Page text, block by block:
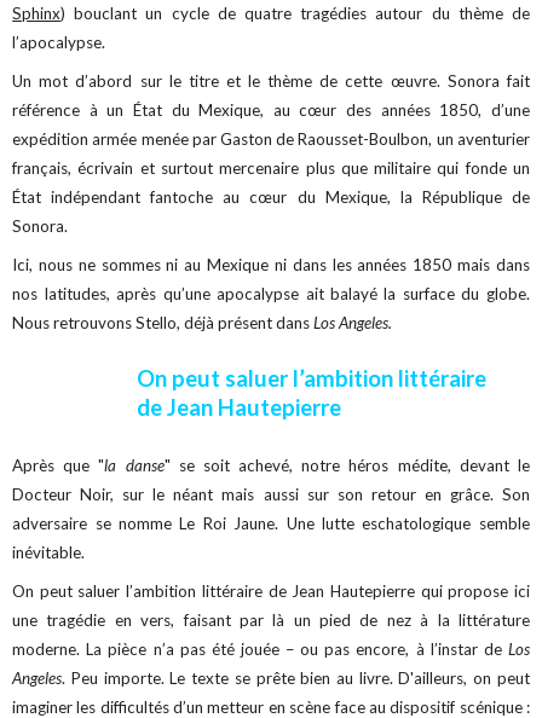
Sphinx) bouclant un cycle de quatre tragédies autour du thème de
l’apocalypse.
Un mot d’abord sur le titre et le thème de cette œuvre. Sonora fait
référence à un État du Mexique, au cœur des années 1850, d’une
expédition armée menée par Gaston de Raousset-Boulbon, un aventurier
français, écrivain et surtout mercenaire plus que militaire qui fonde un
État indépendant fantoche au cœur du Mexique, la République de
Sonora.
Ici, nous ne sommes ni au Mexique ni dans les années 1850 mais dans
nos latitudes, après qu’une apocalypse ait balayé la surface du globe.
Nous retrouvons Stello, déjà présent dansLos Angeles.
On peut saluer l’ambition littéraire
de Jean Hautepierre
Après que "la danse" se soit achevé, notre héros médite, devant le
Docteur Noir, sur le néant mais aussi sur son retour en grâce. Son
adversaire se nomme Le Roi Jaune. Une lutte eschatologique semble
inévitable.
On peut saluer l’ambition littéraire de Jean Hautepierre qui propose ici
une tragédie en vers, faisant par là un pied de nez à la littérature
moderne. La pièce n’a pas été jouée – ou pas encore, à l’instar de Los
Angeles. Peu importe. Le texte se prête bien au livre. D'ailleurs, on peut
imaginer les difficultés d’un metteur en scène face au dispositif scénique :